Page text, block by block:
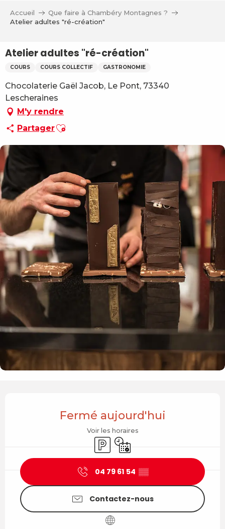
Accueil
Que faire à Chambéry Montagnes ?
Atelier adultes "ré-création"
Atelier adultes "ré-création"
COURS COURS COLLECTIF GASTRONOMIE
Chocolaterie Gaël Jacob, Le Pont, 73340
Lescheraines
M'y rendre
PartagerAjouter aux favoris
Fermé aujourd'hui
Voir les horaires
ParkingUniquement sur
04 79 61 54 ▒▒
Contactez-nous